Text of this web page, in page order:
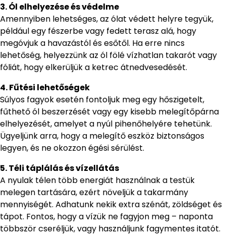
3. Ól elhelyezése és védelme
Amennyiben lehetséges, az ólat védett helyre tegyük,
például egy fészerbe vagy fedett terasz alá, hogy
megóvjuk a havazástól és esőtől. Ha erre nincs
lehetőség, helyezzünk az ól fölé vízhatlan takarót vagy
fóliát, hogy elkerüljük a ketrec átnedvesedését.
4. Fűtési lehetőségek
Súlyos fagyok esetén fontoljuk meg egy hőszigetelt,
fűthető ól beszerzését vagy egy kisebb melegítőpárna
elhelyezését, amelyet a nyúl pihenőhelyére tehetünk.
Ügyeljünk arra, hogy a melegítő eszköz biztonságos
legyen, és ne okozzon égési sérülést.
5. Téli táplálás és vízellátás
A nyulak télen több energiát használnak a testük
melegen tartására, ezért növeljük a takarmány
mennyiségét. Adhatunk nekik extra szénát, zöldséget és
tápot. Fontos, hogy a vízük ne fagyjon meg – naponta
többször cseréljük, vagy használjunk fagymentes itatót.